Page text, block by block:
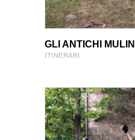
VIEW
VIEW
GLI ANTICHI
ITINERARI